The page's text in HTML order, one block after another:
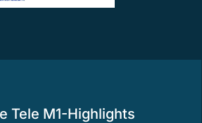
Tele M1-Highlights